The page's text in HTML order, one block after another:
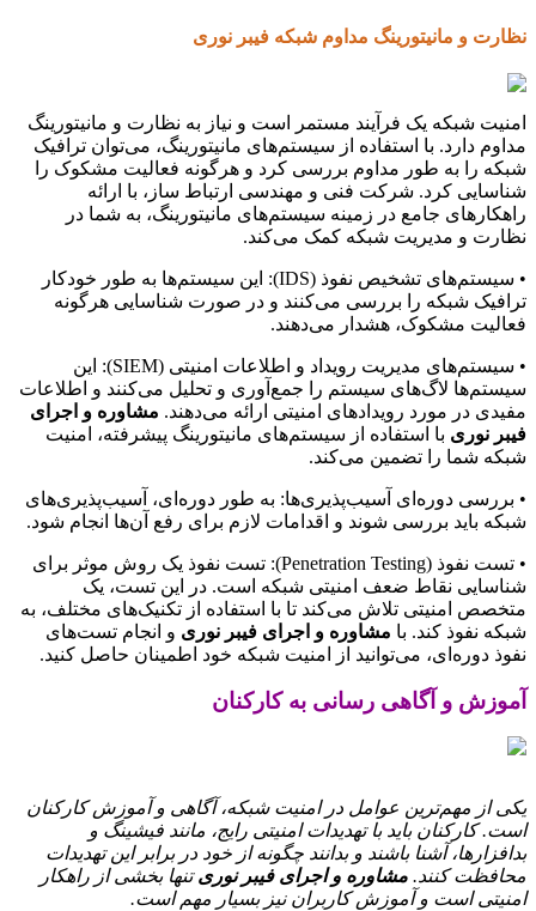
نظارت و مانیتورینگ مداوم شبکه فیبر نوری
امنیت شبکه یک فرآیند مستمر است و نیاز به نظارت و مانیتورینگ
مداوم دارد. با استفاده از سیستم‌های مانیتورینگ، می‌توان ترافیک
شبکه را به طور مداوم بررسی کرد و هرگونه فعالیت مشکوک را
شناسایی کرد. شرکت فنی و مهندسی ارتباط ساز، با ارائه
راهکارهای جامع در زمینه سیستم‌های مانیتورینگ، به شما در
نظارت و مدیریت شبکه کمک می‌کند.
• سیستم‌های تشخیص نفوذ (IDS): این سیستم‌ها به طور خودکار
ترافیک شبکه را بررسی می‌کنند و در صورت شناسایی هرگونه
فعالیت مشکوک، هشدار می‌دهند.
• سیستم‌های مدیریت رویداد و اطلاعات امنیتی (SIEM): این
سیستم‌ها لاگ‌های سیستم را جمع‌آوری و تحلیل می‌کنند و اطلاعات
مفیدی در مورد رویدادهای امنیتی ارائه می‌دهند. مشاوره و اجرای
فیبر نوری با استفاده از سیستم‌های مانیتورینگ پیشرفته، امنیت
شبکه شما را تضمین می‌کند.
• بررسی دوره‌ای آسیب‌پذیری‌ها: به طور دوره‌ای، آسیب‌پذیری‌های
شبکه باید بررسی شوند و اقدامات لازم برای رفع آن‌ها انجام شود.
• تست نفوذ (Penetration Testing): تست نفوذ یک روش موثر برای
شناسایی نقاط ضعف امنیتی شبکه است. در این تست، یک
متخصص امنیتی تلاش می‌کند تا با استفاده از تکنیک‌های مختلف، به
شبکه نفوذ کند. با مشاوره و اجرای فیبر نوری و انجام تست‌های
نفوذ دوره‌ای، می‌توانید از امنیت شبکه خود اطمینان حاصل کنید.
آموزش و آگاهی رسانی به کارکنان
یکی از مهم‌ترین عوامل در امنیت شبکه، آگاهی و آموزش کارکنان
است. کارکنان باید با تهدیدات امنیتی رایج، مانند فیشینگ و
بدافزارها، آشنا باشند و بدانند چگونه از خود در برابر این تهدیدات
محافظت کنند. مشاوره و اجرای فیبر نوریتنها بخشی از راهکار
امنیتی است و آموزش کاربران نیز بسیار مهم است.